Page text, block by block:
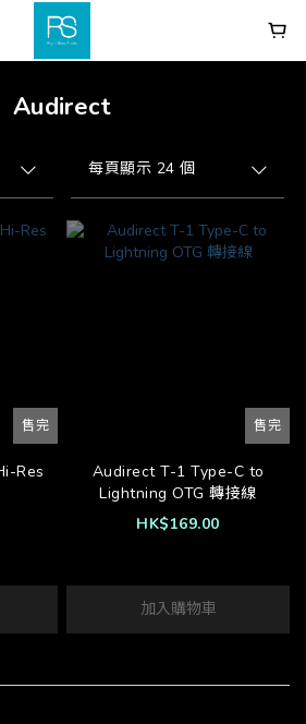
Audirect
每頁顯示 24 個
售完
Res
售完
Audirect T-1 Type-C to
Lightning OTG 轉接線
HK$169.00
加入購物車